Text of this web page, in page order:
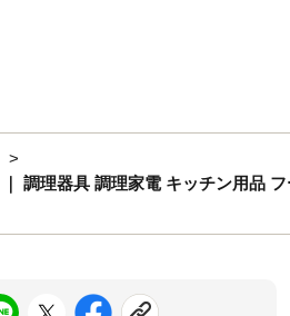
調理器具 調理家電 キッチン用品